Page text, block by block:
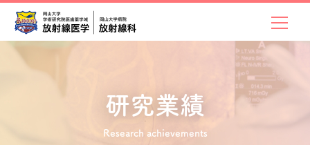
研究業績
Research achievements